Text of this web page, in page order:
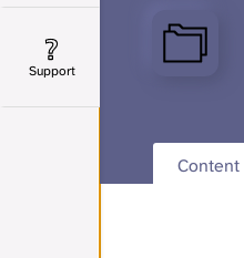
Support
Content